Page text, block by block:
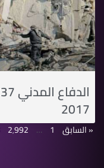
2017
« السابق 1
… 2٬992